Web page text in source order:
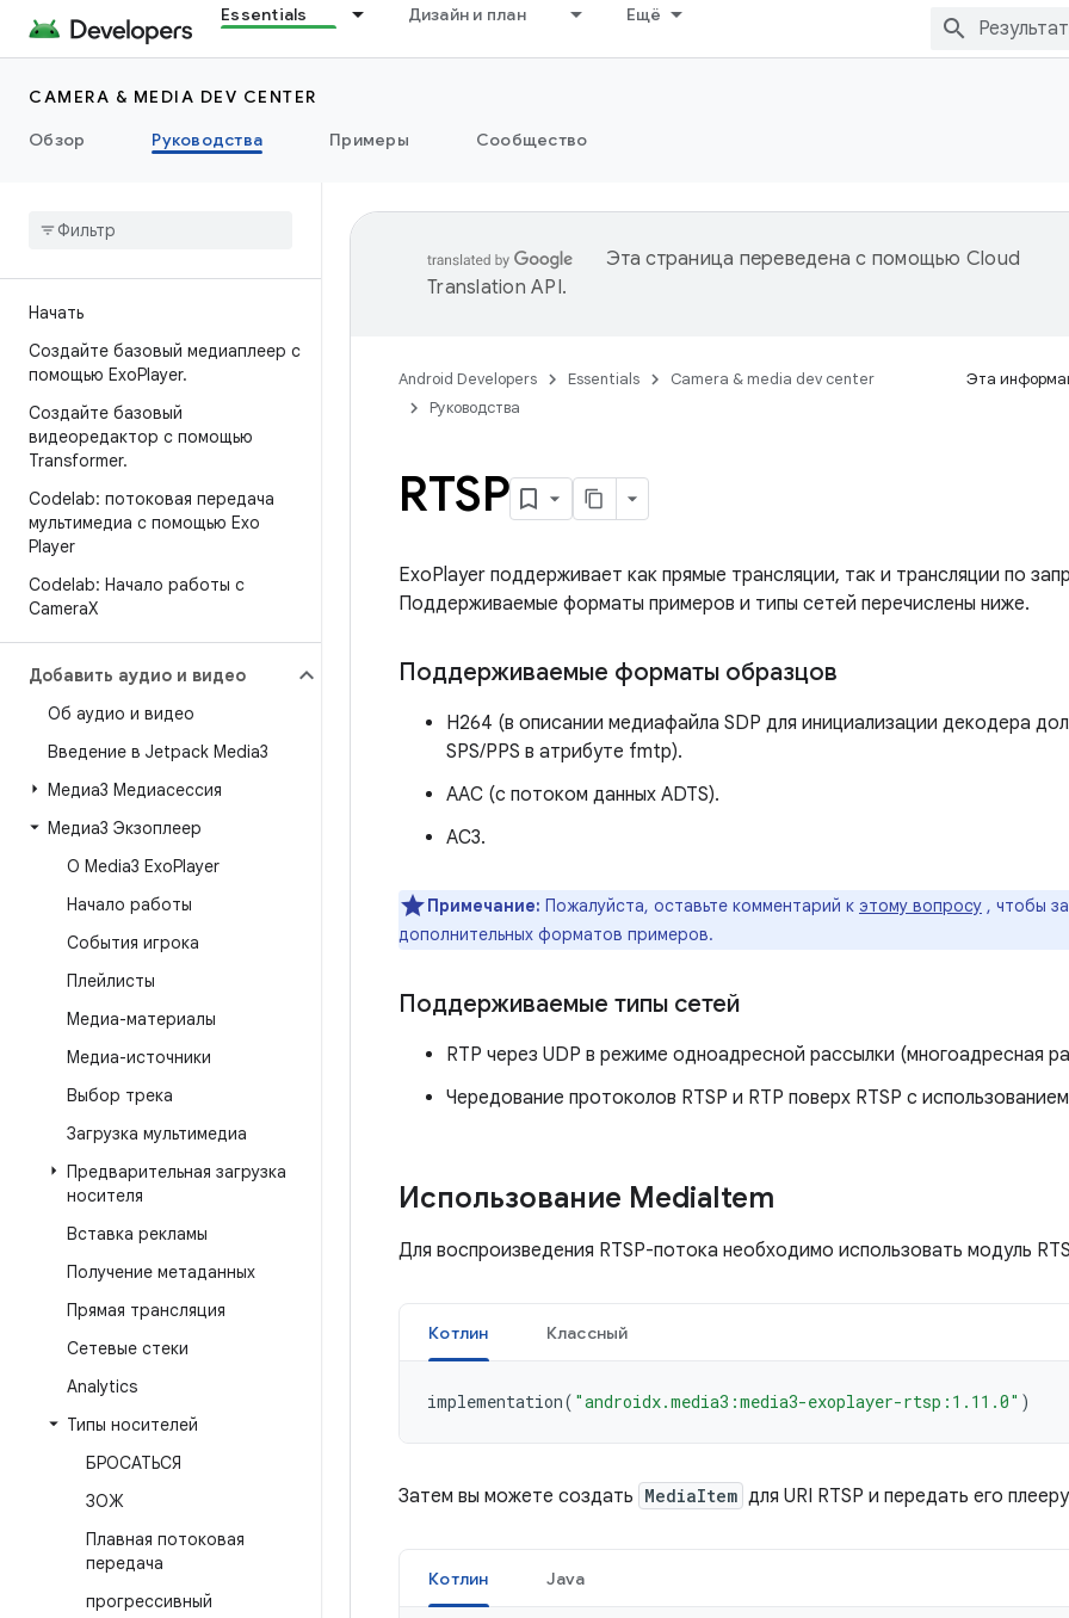
Essentials Дизайн и план Ещё
CAMERA & MEDIA DEV CENTER
Обзор
Руководства Примеры Сообщество
Начать
Создайте базовый медиаплеер с
помощью ExoPlayer.
Создайте базовый
видеоредактор с помощью
Transformer.
Codelab: потоковая передача
мультимедиа с помощью Exo
Player
Codelab: Начало работы с
CameraX
Добавить аудио и видео
Об аудио и видео
Введение в Jetpack Media3
Медиа3 Медиасессия
Медиа3 Экзоплеер
О Media3 ExoPlayer
Начало работы
События игрока
Плейлисты
Медиа-материалы
Медиа-источники
Выбор трека
Загрузка мультимедиа
Предварительная загрузка
носителя
Вставка рекламы
Получение метаданных
Прямая трансляция
Сетевые стеки
Analytics
Типы носителей
БРОСАТЬСЯ
ЗОЖ
Плавная потоковая
передача
прогрессивный
Эта страница переведена с помощью Cloud
Translation API.
Android Developers Essentials
Camera & media dev center
Руководства
Эта
RTSP
ExoPlayer поддерживает как прямые трансляции, так и трансляции по
Поддерживаемые форматы примеров и типы сетей перечислены ниже.
Поддерживаемые форматы образцов
H264 (в описании медиафайла SDP для инициализации декодера
SPS/PPS в атрибуте fmtp).
AAC (с потоком данных ADTS).
AC3.
Примечание: Пожалуйста, оставьте комментарий к этому вопросу , чтобы
дополнительных форматов примеров.
Поддерживаемые типы сетей
RTP через UDP в режиме одноадресной рассылки (многоадресная
Чередование протоколов RTSP и RTP поверх RTSP с использованием
Использование MediaItem
Для воспроизведения RTSP-потока необходимо использовать модуль
Котлин Классный
implementation( "androidx.media3:media3-exoplayer-rtsp:1.11.0" )
Затем вы можете создать MediaItem для URI RTSP и передать его
Котлин Java